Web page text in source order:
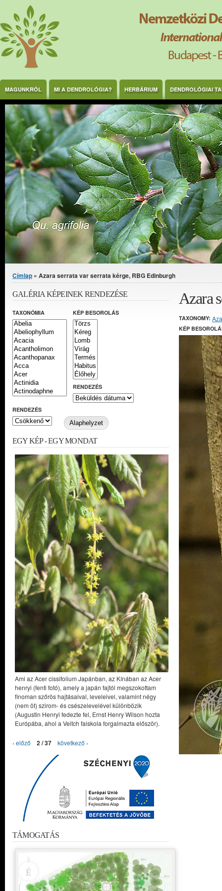
Ugrás a tartalomra
MAGUNKRÓL MI A DENDROLÓGIA? HERBÁRIUM DENDROLÓGIAI
Jelenlegi hely
Címlap » Azara serrata var serrata kérge, RBG Edinburgh
Azara
TAXONOMY:
KÉP
GALÉRIA KÉPEINEK RENDEZÉSE
TAXONÓMIA KÉP BESOROLÁS
RENDEZÉS
RENDEZÉS
EGY KÉP - EGY MONDAT
Ami az Acer cissifolium Japánban, az Kínában az Acer
henryi (fenti fotó), amely a japán fajtól megszokottam
finoman szőrös hajtásaival, leveleivel, valamint négy
(nem öt) szirom- és csészelevelével különbözik
(Augustin Henryi fedezte fel, Ernst Henry Wilson hozta
Európába, ahol a Veitch faiskola forgalmazta először).
‹ előző 2 / 37 következő ›
TÁMOGATÁS